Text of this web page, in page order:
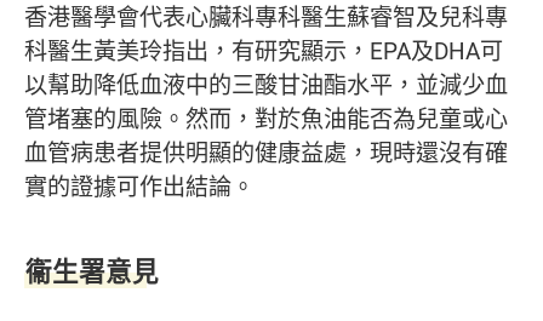
香港醫學會代表心臟科專科醫生蘇睿智及兒科專
科醫生黃美玲指出，有研究顯示，EPA及DHA可
以幫助降低血液中的三酸甘油酯水平，並減少血
管堵塞的風險。然而，對於魚油能否為兒童或心
血管病患者提供明顯的健康益處，現時還沒有確
實的證據可作出結論。
衞生署意見